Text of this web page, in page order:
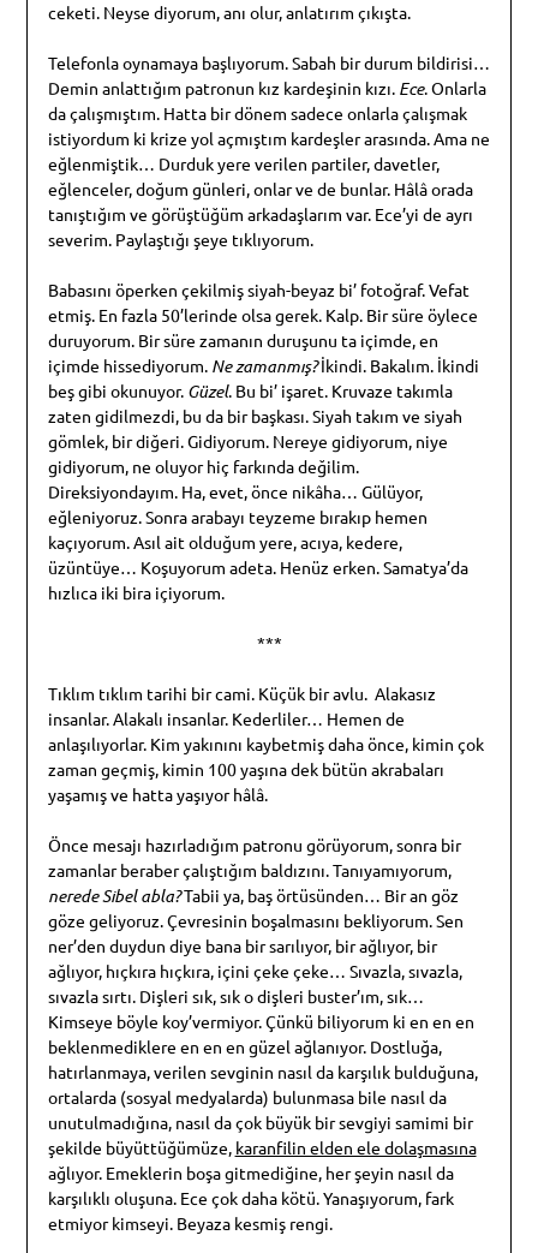
ceketi. Neyse diyorum, anı olur, anlatırım çıkışta.
Telefonla oynamaya başlıyorum. Sabah bir durum bildirisi…
Demin anlattığım patronun kız kardeşinin kızı. Ece. Onlarla
da çalışmıştım. Hatta bir dönem sadece onlarla çalışmak
istiyordum ki krize yol açmıştım kardeşler arasında. Ama ne
eğlenmiştik… Durduk yere verilen partiler, davetler,
eğlenceler, doğum günleri, onlar ve de bunlar. Hâlâ orada
tanıştığım ve görüştüğüm arkadaşlarım var. Ece’yi de ayrı
severim. Paylaştığı şeye tıklıyorum.
Babasını öperken çekilmiş siyah-beyaz bi’ fotoğraf. Vefat
etmiş. En fazla 50’lerinde olsa gerek. Kalp. Bir süre öylece
duruyorum. Bir süre zamanın duruşunu ta içimde, en
içimde hissediyorum. Ne zamanmış?İkindi. Bakalım. İkindi
beş gibi okunuyor. Güzel. Bu bi’ işaret. Kruvaze takımla
zaten gidilmezdi, bu da bir başkası. Siyah takım ve siyah
gömlek, bir diğeri. Gidiyorum. Nereye gidiyorum, niye
gidiyorum, ne oluyor hiç farkında değilim.
Direksiyondayım. Ha, evet, önce nikâha… Gülüyor,
eğleniyoruz. Sonra arabayı teyzeme bırakıp hemen
kaçıyorum. Asıl ait olduğum yere, acıya, kedere,
üzüntüye… Koşuyorum adeta. Henüz erken. Samatya’da
hızlıca iki bira içiyorum.
***
Tıklım tıklım tarihi bir cami. Küçük bir avlu. Alakasız
insanlar. Alakalı insanlar. Kederliler… Hemen de
anlaşılıyorlar. Kim yakınını kaybetmiş daha önce, kimin çok
zaman geçmiş, kimin 100 yaşına dek bütün akrabaları
yaşamış ve hatta yaşıyor hâlâ.
Önce mesajı hazırladığım patronu görüyorum, sonra bir
zamanlar beraber çalıştığım baldızını. Tanıyamıyorum,
nerede Sibel abla?Tabii ya, baş örtüsünden… Bir an göz
göze geliyoruz. Çevresinin boşalmasını bekliyorum. Sen
ner’den duydun diye bana bir sarılıyor, bir ağlıyor, bir
ağlıyor, hıçkıra hıçkıra, içini çeke çeke… Sıvazla, sıvazla,
sıvazla sırtı. Dişleri sık, sık o dişleri buster’ım, sık…
Kimseye böyle koy’vermiyor. Çünkü biliyorum ki en en en
beklenmediklere en en en güzel ağlanıyor. Dostluğa,
hatırlanmaya, verilen sevginin nasıl da karşılık bulduğuna,
ortalarda (sosyal medyalarda) bulunmasa bile nasıl da
unutulmadığına, nasıl da çok büyük bir sevgiyi samimi bir
şekilde büyüttüğümüze, karanfilin elden ele dolaşmasına
ağlıyor. Emeklerin boşa gitmediğine, her şeyin nasıl da
karşılıklı oluşuna. Ece çok daha kötü. Yanaşıyorum, fark
etmiyor kimseyi. Beyaza kesmiş rengi.